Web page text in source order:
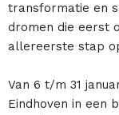
transformatie en
dromen die eerst
allereerste stap
Van 6 t/m 31
Eindhoven in een